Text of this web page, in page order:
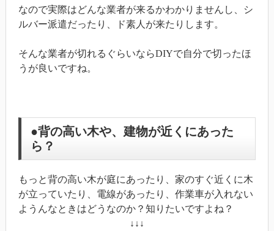
なので実際はどんな業者が来るかわかりませんし、シ
ルバー派遣だったり、ド素人が来たりします。
そんな業者が切れるぐらいならDIYで自分で切ったほ
うが良いですね。
●背の高い木や、建物が近くにあった
ら？
もっと背の高い木が庭にあったり、家のすぐ近くに木
が立っていたり、電線があったり、作業車が入れない
ようんなときはどうなのか？知りたいですよね？
↓↓↓